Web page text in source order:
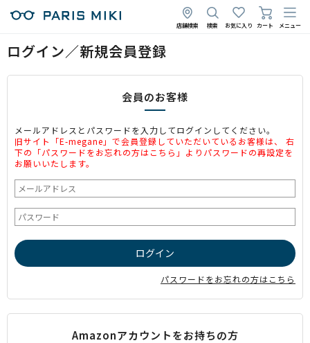
店舗検索 検索 お気に入り カート メニュー
ログイン／新規会員登録
会員のお客様
メールアドレスとパスワードを入力してログインしてください。
旧サイト「E-megane」で会員登録していただいているお客様は、 右
下の「パスワードをお忘れの方はこちら」よりパスワードの再設定を
お願いいたします。
パスワードをお忘れの方はこちら
Amazonアカウントをお持ちの方